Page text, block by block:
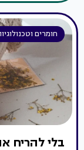
חומרים
בלי להריח